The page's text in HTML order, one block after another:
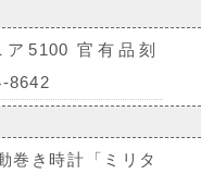
5100 官有品刻
8642
巻き時計「ミリタ